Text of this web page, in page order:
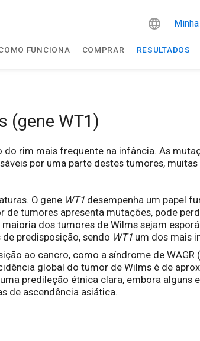
FUNCIONA COMPRAR RESULTADOS
(gene WT1)
rim mais frequente na infância. As
por uma parte destes tumores,
O gene WT1desempenha um papel
tumores apresenta mutações, pode
dos tumores de Wilms sejam
predisposição, sendo WT1um dos mais
ao cancro, como a síndrome de WAGR
global do tumor de Wilms é de
predileção étnica clara, embora alguns
de ascendência asiática.